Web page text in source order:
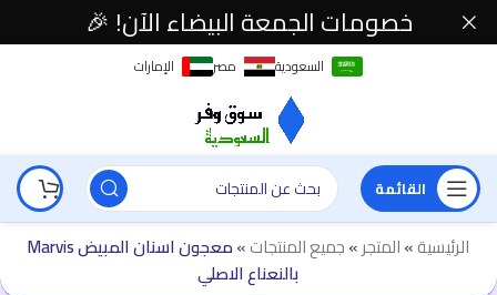
السعودية مصر الإمارات
القائمة
الرئيسية»المتجر»جميع المنتجات»
معجون اسنان المبيض Marvis
بالنعناع الاصلي
خصومات الجمعة البيضاء الآن! 🎉